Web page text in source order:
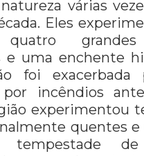
várias
Eles
grandes
e uma enchente
foi exacerbada
por incêndios
experimentou
quentes e
tempestade